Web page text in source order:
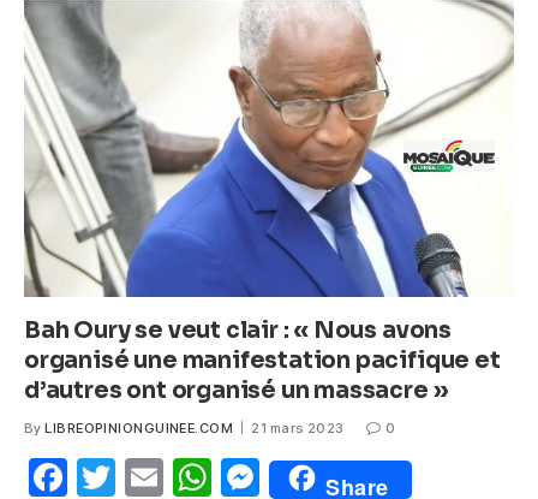
b
o
o
k
p
p
n
g
er
Bah Oury se veut clair : « Nous avons
organisé une manifestation pacifique et
d’autres ont organisé un massacre »
By LIBREOPINIONGUINEE.COM 21 mars 2023 0
F
T
E
W M
Share